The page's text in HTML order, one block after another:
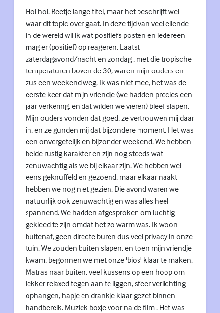
Hoi hoi. Beetje lange titel, maar het beschrijft wel
waar dit topic over gaat. In deze tijd van veel ellende
in de wereld wil ik wat positiefs posten en iedereen
mag er (positief) op reageren. Laatst
zaterdagavond/nacht en zondag , met die tropische
temperaturen boven de 30, waren mijn ouders en
zus een weekend weg. Ik was niet mee, het was de
eerste keer dat mijn vriendje (we hadden precies een
jaar verkering, en dat wilden we vieren) bleef slapen.
Mijn ouders vonden dat goed, ze vertrouwen mij daar
in, en ze gunden mij dat bijzondere moment. Het was
een onvergetelijk en bijzonder weekend. We hebben
beide rustig karakter en zijn nog steeds wat
zenuwachtig als we bij elkaar zijn. We hebben wel
eens geknuffeld en gezoend, maar elkaar naakt
hebben we nog niet gezien. Die avond waren we
natuurlijk ook zenuwachtig en was alles heel
spannend. We hadden afgesproken om luchtig
gekleed te zijn omdat het zo warm was. Ik woon
buitenaf, geen directe buren dus veel privacy in onze
tuin. We zouden buiten slapen, en toen mijn vriendje
kwam, begonnen we met onze 'bios' klaar te maken.
Matras naar buiten, veel kussens op een hoop om
lekker relaxed tegen aan te liggen, sfeer verlichting
ophangen, hapje en drankje klaar gezet binnen
handbereik. Muziek boxje voor na de film . Het was